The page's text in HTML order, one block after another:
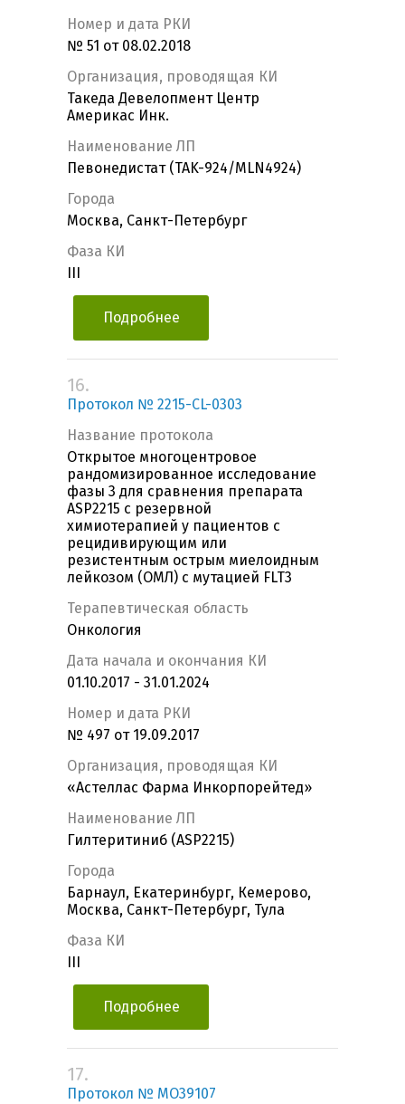
Номер и дата РКИ
№ 51 от 08.02.2018
Организация, проводящая КИ
Такеда Девелопмент Центр
Америкас Инк.
Наименование ЛП
Певонедистат (TAK-924/MLN4924)
Города
Москва, Санкт-Петербург
Фаза КИ
Подробнее
16.
Протокол № 2215-CL-0303
Название протокола
Открытое многоцентровое
рандомизированное исследование
фазы 3 для сравнения препарата
ASP2215 с резервной
химиотерапией у пациентов с
рецидивирующим или
резистентным острым миелоидным
лейкозом (ОМЛ) с мутацией FLT3
Терапевтическая область
Онкология
Дата начала и окончания КИ
01.10.2017 - 31.01.2024
Номер и дата РКИ
№ 497 от 19.09.2017
Организация, проводящая КИ
«Астеллас Фарма Инкорпорейтед»
Наименование ЛП
Гилтеритиниб (ASP2215)
Города
Барнаул, Екатеринбург, Кемерово,
Москва, Санкт-Петербург, Тула
Фаза КИ
Подробнее
17.
Протокол № МО39107